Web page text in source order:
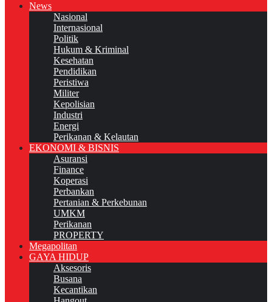
News
Nasional
Internasional
Politik
Hukum & Kriminal
Kesehatan
Pendidikan
Peristiwa
Militer
Kepolisian
Industri
Energi
Perikanan & Kelautan
EKONOMI & BISNIS
Asuransi
Finance
Koperasi
Perbankan
Pertanian & Perkebunan
UMKM
Perikanan
PROPERTY
Megapolitan
GAYA HIDUP
Aksesoris
Busana
Kecantikan